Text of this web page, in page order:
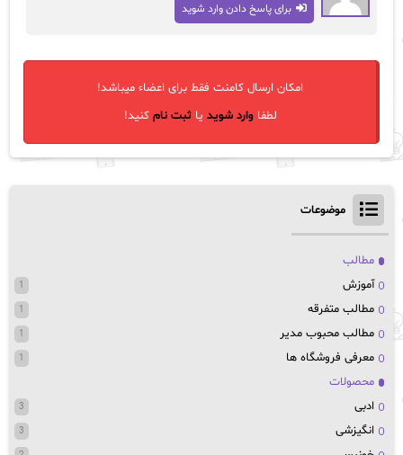
برای پاسخ دادن وارد شوید
امکان ارسال کامنت فقط برای اعضاء میباشد!
لطفاوارد شوید یاثبت نام کنید!
موضوعات
مطالب
آموزش
1
مطالب متفرقه 1
مطالب محبوب مدیر 1
معرفی فروشگاه ها 1
محصولات
ادبی
3
انگیزشی 3